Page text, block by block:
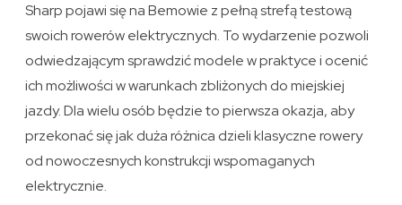
Sharp pojawi się na Bemowie z pełną strefą testową
swoich rowerów elektrycznych. To wydarzenie pozwoli
odwiedzającym sprawdzić modele w praktyce i ocenić
ich możliwości w warunkach zbliżonych do miejskiej
jazdy. Dla wielu osób będzie to pierwsza okazja, aby
przekonać się jak duża różnica dzieli klasyczne rowery
od nowoczesnych konstrukcji wspomaganych
elektrycznie.